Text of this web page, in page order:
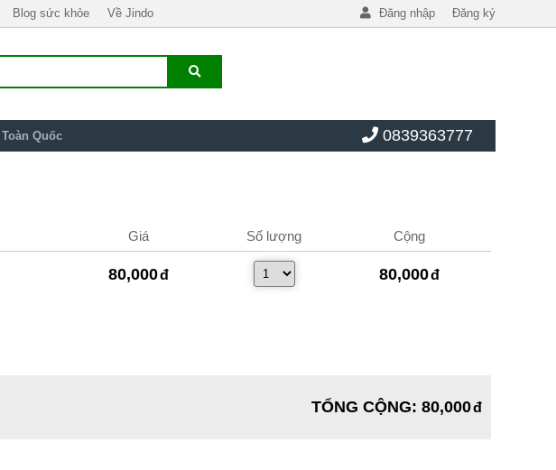
Blog sức khỏe Về Jindo Đăng nhập Đăng ký
Quốc 0839363777
Giá Số lượng Cộng
80,000 80,000
TỔNG CỘNG: 80,000